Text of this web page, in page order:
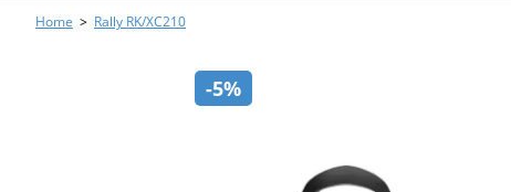
Home > Rally RK/XC210
-5%